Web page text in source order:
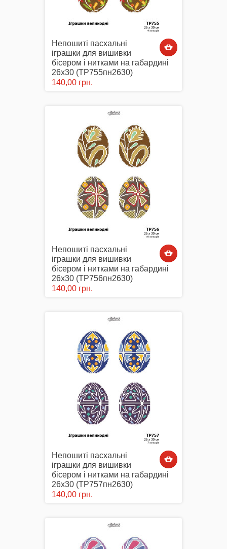
Непошиті пасхальні
іграшки для вишивки
бісером і нитками на габардині
26х30 (ТР755пн2630)
140,00 грн.
Непошиті пасхальні
іграшки для вишивки
бісером і нитками на габардині
26х30 (ТР756пн2630)
140,00 грн.
Непошиті пасхальні
іграшки для вишивки
бісером і нитками на габардині
26х30 (ТР757пн2630)
140,00 грн.